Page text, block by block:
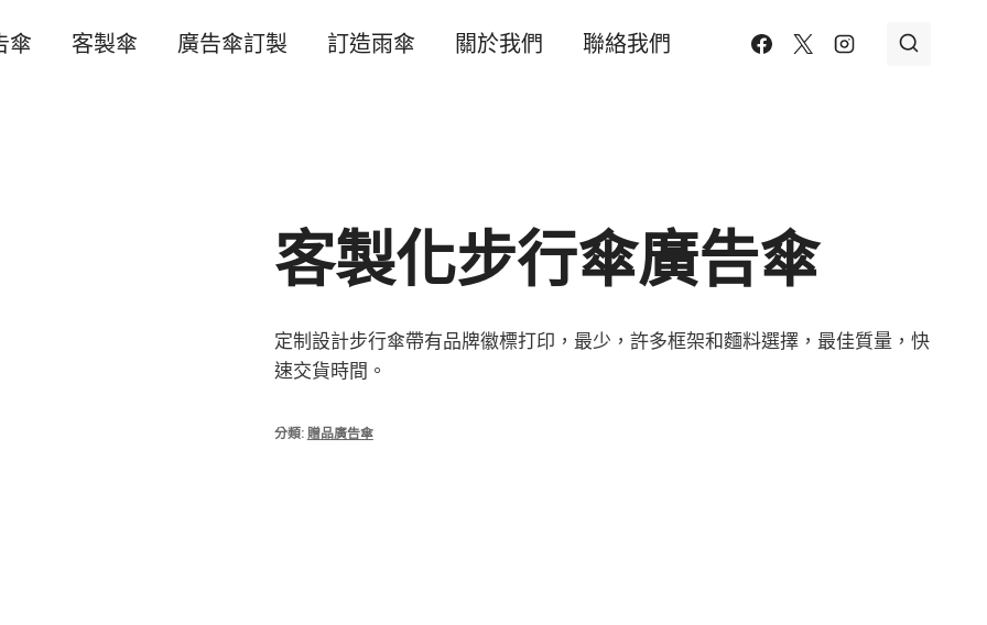
傘 客製傘 廣告傘訂製 訂造雨傘 關於我們 聯絡我們
客製化步行傘廣告傘
定制設計步行傘帶有品牌徽標打印，最少，許多框架和麵料選擇，最佳質量，快
速交貨時間。
分類: 贈品廣告傘